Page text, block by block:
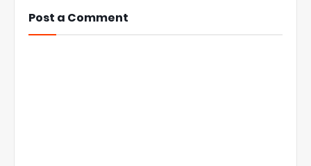
Post a Comment